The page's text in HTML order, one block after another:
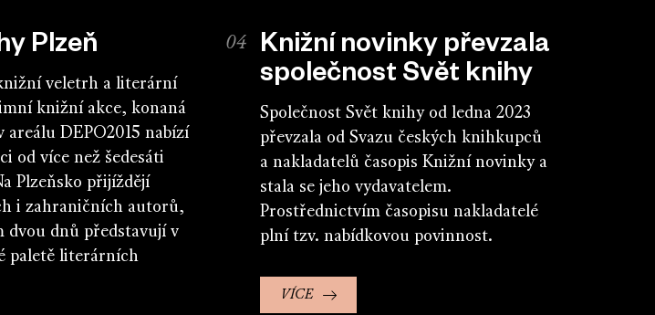
Plzeň
veletrh a literární
knižní akce, konaná
areálu DEPO2015 nabízí
od více než šedesáti
Plzeňsko přijíždějí
i zahraničních autorů,
dvou dnů představují v
paletě literárních
Knižní novinky převzala
společnost Svět knihy
Společnost Svět knihy od ledna 2023
převzala od Svazu českých knihkupců
a nakladatelů časopis Knižní novinky a
stala se jeho vydavatelem.
Prostřednictvím časopisu nakladatelé
plní tzv. nabídkovou povinnost.
VÍCE